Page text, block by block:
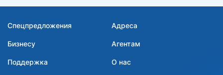
Спецпредложения Адреса
Бизнесу Агентам
Поддержка О нас